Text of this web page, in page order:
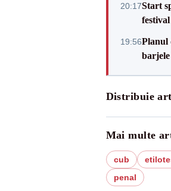
20:17Start
festival
19:56Planul
Distribuie
Mai multe
cub
penal